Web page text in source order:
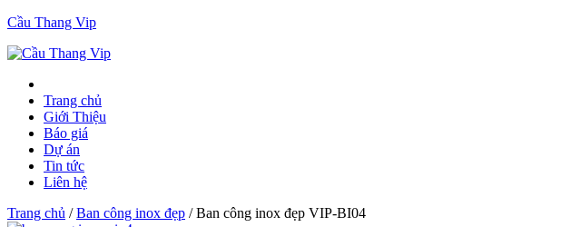
Cầu Thang Vip
Trang chủ
Giới Thiệu
Báo giá
Dự án
Tin tức
Liên hệ
Trang chủ /Ban công inox đẹp / Ban công inox đẹp VIP-BI04